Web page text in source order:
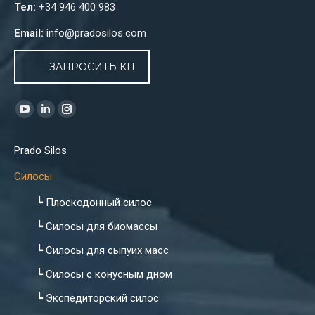
Тел: +34 946 400 983
Email: info@pradosilos.com
ЗАПРОСИТЬ КП
Найдите нас:
YouTube
opens
in
window
Linkedin
opens
in
window
Instagram
window
Prado Silos
Силосы
┕ Плоскодонный силос
┕ Силосы для биомассы
┕ Силосы для сыпуих масс
┕ Силосы с конусным дном
┕ Экспедиторский силос